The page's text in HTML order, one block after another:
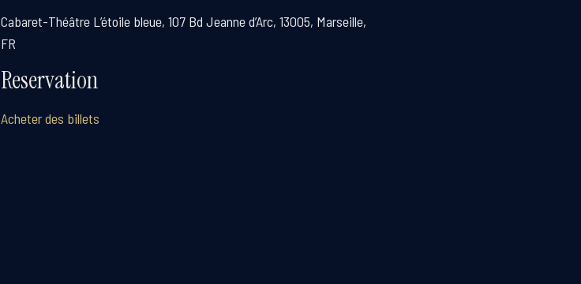
Cabaret-Théâtre L’étoile bleue, 107 Bd Jeanne d’Arc, 13005, Marseille,
FR
Reservation
Acheter des billets